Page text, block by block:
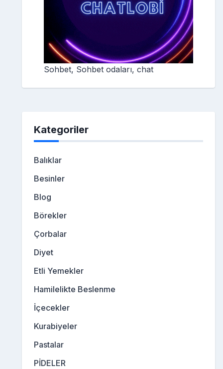
Sohbet, Sohbet odaları, chat
Kategoriler
Balıklar
Besinler
Blog
Börekler
Çorbalar
Diyet
Etli Yemekler
Hamilelikte Beslenme
İçecekler
Kurabiyeler
Pastalar
PİDELER